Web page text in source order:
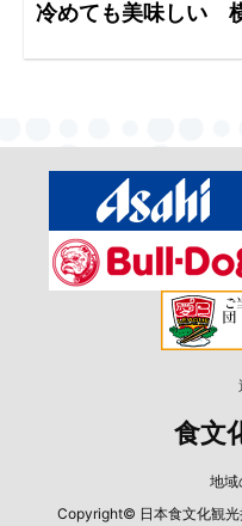
冷めても美味しい
食文
地域
Copyright© 日本食文化観